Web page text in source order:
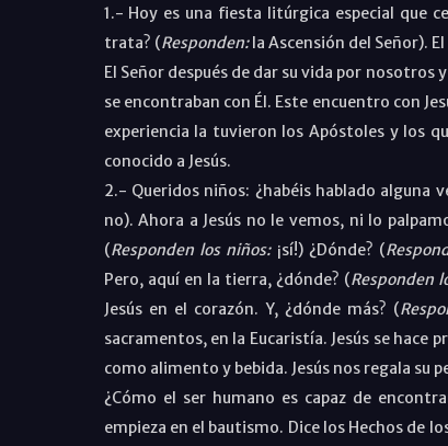
1.- Hoy es una fiesta litúrgica especial que
trata? (Responden:la Ascensión del Señor).
El Señor después de dar su vida por nosotros
se encontraban con Él. Este encuentro con
experiencia la tuvieron los Apóstoles y los
conocido a Jesús.
2.- Queridos niños: ¿habéis hablado alguna
no). Ahora a Jesús no le vemos, ni lo
(Responden los niños: ¡sí!) ¿Dónde? (
Pero, aquí en la tierra, ¿dónde? (Responden
Jesús en el corazón. Y, ¿dónde más? (
sacramentos, en la Eucaristía. Jesús se hace
como alimento y bebida. Jesús nos regala su
¿Cómo el ser humano es capaz de
empieza en el bautismo. Dice los Hechos de